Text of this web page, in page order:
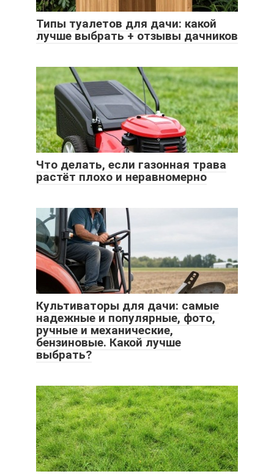
Типы туалетов для дачи: какой
лучше выбрать + отзывы дачников
Что делать, если газонная трава
растёт плохо и неравномерно
Культиваторы для дачи: самые
надежные и популярные, фото,
ручные и механические,
бензиновые. Какой лучше
выбрать?